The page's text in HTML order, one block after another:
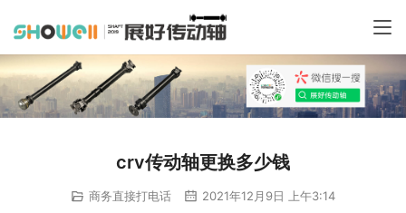
crv传动轴更换多少钱
商务直接打电话 2021年12月9日 上午3:14